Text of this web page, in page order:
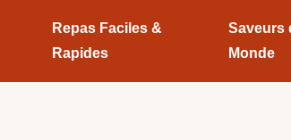
Repas Faciles &
Rapides
Saveurs
Monde